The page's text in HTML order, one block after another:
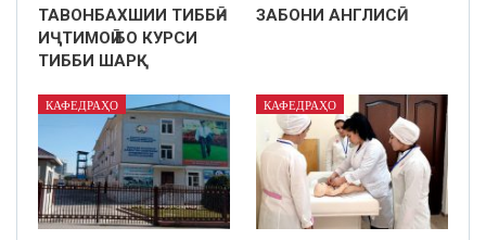
ТАВОНБАХШИИ ТИББӢ–
ИҶТИМОӢ БО КУРСИ
ТИББИ ШАРҚ
ЗАБОНИ АНГЛИСӢ
КАФЕДРАҲО КАФЕДРАҲО